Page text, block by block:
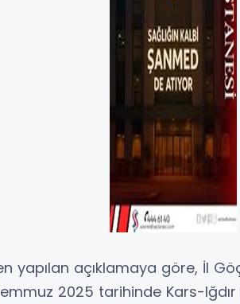
yapılan açıklamaya göre, İl
2025 tarihinde Kars-